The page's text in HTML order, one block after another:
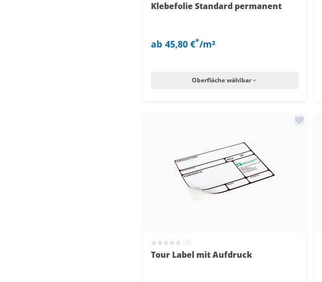
Klebefolie Standard permanent
ab 45,80 €*/m²
Oberfläche wählbar
(0)
Tour Label mit Aufdruck